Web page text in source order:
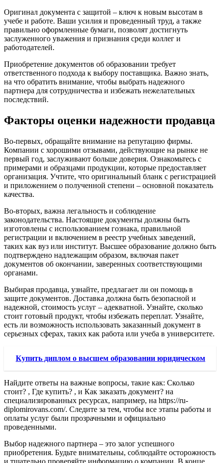
Оригинал документа с защитой – ключ к новым высотам в
учебе и работе. Ваши усилия и проведенный труд, а также
правильно оформленные бумаги, позволят достигнуть
заслуженного уважения и признания среди коллег и
работодателей.
Приобретение документов об образовании требует
ответственного подхода к выбору поставщика. Важно знать,
на что обратить внимание, чтобы выбрать надежного
партнера для сотрудничества и избежать нежелательных
последствий.
Факторы оценки надежности продавца
Во-первых, обращайте внимание на репутацию фирмы.
Компании с хорошими отзывами, действующие на рынке не
первый год, заслуживают больше доверия. Ознакомьтесь с
примерами и образцами продукции, которые предоставляет
организация. Учтите, что оригинальный бланк с регистрацией
и приложением о полученной степени – основной показатель
качества.
Во-вторых, важна легальность и соблюдение
законодательства. Настоящие документы должны быть
изготовлены с использованием гознака, правильной
регистрации и включением в реестр учебных заведений,
таких как вуз или институт. Высшее образование должно быть
подтверждено надлежащим образом, включая пакет
документов об окончании, заверенных соответствующими
органами.
Выбирая продавца, узнайте, предлагает ли он помощь в
защите документов. Доставка должна быть безопасной и
надежной, стоимость услуг – адекватной. Узнайте, сколько
стоит готовый продукт, чтобы избежать переплат. Узнайте,
есть ли возможность использовать заказанный документ в
серьезных сферах, таких как работа или учеба в университете.
Купить диплом о высшем образовании юридическом
Найдите ответы на важные вопросы, такие как: Сколько
стоит? , Где купить? , и Как заказать документ? на
специализированных ресурсах, например, на https://ru-
diplomirovans.com/. Следите за тем, чтобы все этапы работы и
оплаты услуг были прозрачными и официально
проведенными.
Выбор надежного партнера – это залог успешного
приобретения. Будьте внимательны, соблюдайте осторожность
и тщательно проверяйте информацию о компании. В конце